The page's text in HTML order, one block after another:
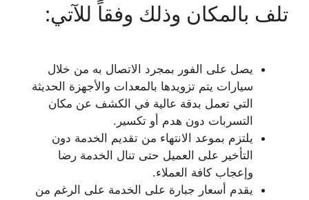
تلف بالمكان وذلك وفقاً للآتي:
يصل على الفور بمجرد الاتصال به من خلال
سيارات يتم تزويدها بالمعدات والأجهزة الحديثة
التي تعمل بدقة عالية في الكشف عن مكان
التسربات دون هدم أو تكسير.
يلتزم بموعد الانتهاء من تقديم الخدمة دون
التأخير على العميل حتى تنال الخدمة رضا
وإعجاب كافة العملاء.
يقدم أسعار جبارة على الخدمة على الرغم من